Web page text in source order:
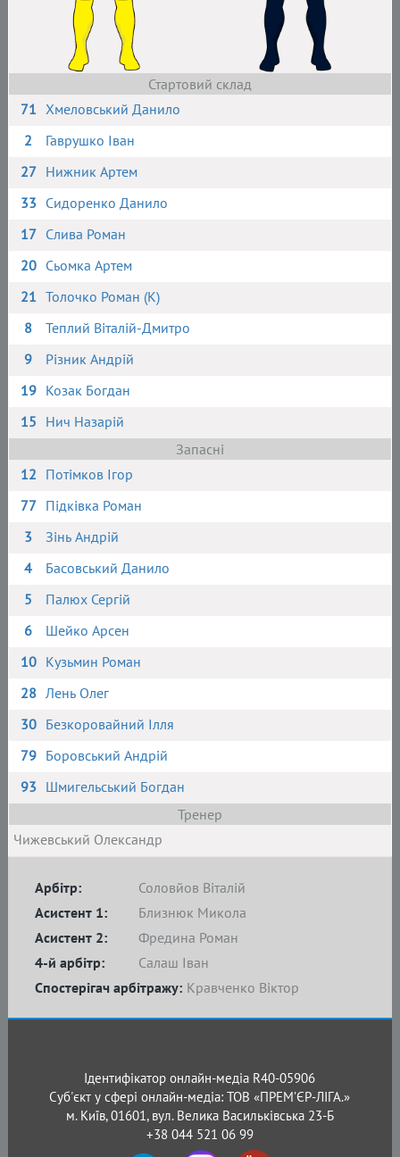
Стартовий склад
71 Хмеловський Данило
2
Гаврушко Іван
27 Нижник Артем
33 Сидоренко Данило
17 Слива Роман
20 Сьомка Артем
21 Толочко Роман (К)
8
Теплий Віталій-Дмитро
9
Різник Андрій
19 Козак Богдан
15 Нич Назарій
Запасні
12 Потімков Ігор
77 Підківка Роман
3
Зінь Андрій
4
Басовський Данило
5
Палюх Сергій
6
Шейко Арсен
10 Кузьмин Роман
28 Лень Олег
30 Безкоровайний Ілля
79 Боровський Андрій
93 Шмигельський Богдан
Тренер
Чижевський Олександр
Арбітр:
Соловйов Віталій
Асистент 1:
Близнюк Микола
Асистент 2:
Фредина Роман
4-й арбітр:
Салаш Іван
Спостерігач арбітражу: Кравченко Віктор
Ідентифікатор онлайн-медіа R40-05906
Суб'єкт у сфері онлайн-медіа: ТОВ «ПРЕМ’ЄР-ЛІГА.»
м. Київ, 01601, вул. Велика Васильківська 23-Б
+38 044 521 06 99